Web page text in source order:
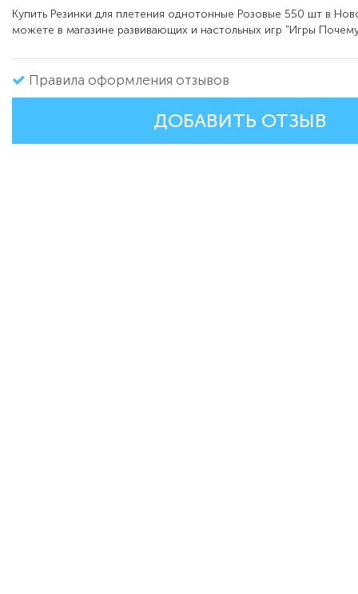
Купить Резинки для плетения однотонные Розовые 550 шт в
можете в магазине развивающих и настольных игр "Игры
Правила оформления отзывов
ДОБАВИТЬ ОТЗЫВ